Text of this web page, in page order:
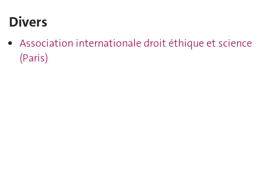
Divers
Association internationale droit éthique et science
(Paris)